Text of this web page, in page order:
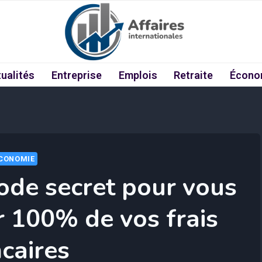
Entreprise Emplois Retraite
secret pour vous
de vos frais